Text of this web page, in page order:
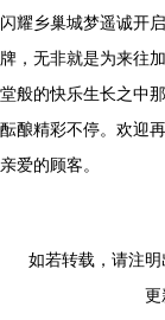
闪耀乡巢城梦遥诚开
牌，无非就是为来往
堂般的快乐生长之中
酝酿精彩不停。欢迎
亲爱的顾客。
如若转载，请注
更